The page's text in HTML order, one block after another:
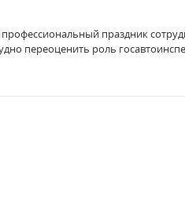
праздник
переоценить роль